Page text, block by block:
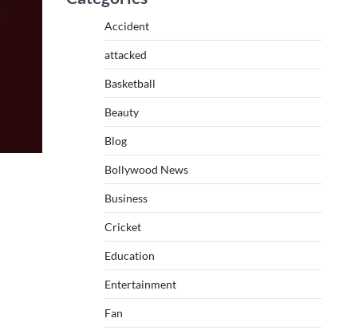
Accident
attacked
Basketball
Beauty
Blog
Bollywood News
Business
Cricket
Education
Entertainment
Fan